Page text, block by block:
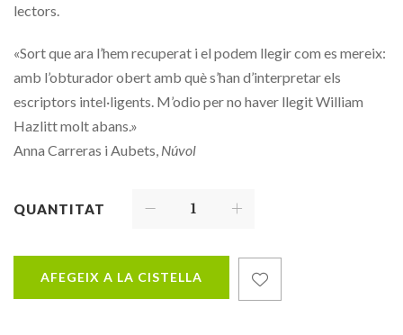
lectors.
«Sort que ara l’hem recuperat i el podem llegir com es mereix:
amb l’obturador obert amb què s’han d’interpretar els
escriptors intel·ligents. M’odio per no haver llegit William
Hazlitt molt abans.»
Anna Carreras i Aubets, Núvol
QUANTITAT
AFEGEIX A LA CISTELLA